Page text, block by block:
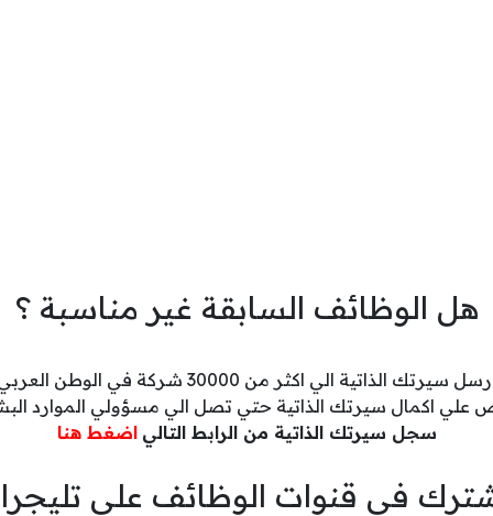
هل الوظائف السابقة غير مناسبة ؟
سيرتك الذاتية الي اكثر من 30000 شركة في الوطن العربي
علي اكمال سيرتك الذاتية حتي تصل الي مسؤولي الموارد
سجل سيرتك الذاتية من الرابط التالي اضغط هنا
في قنوات الوظائف علي